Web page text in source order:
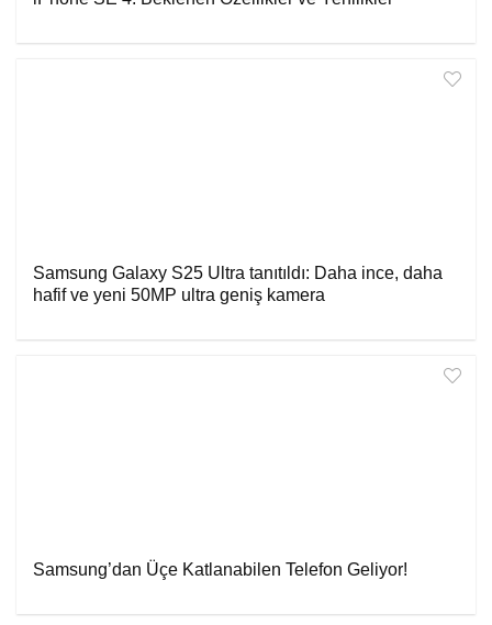
Samsung Galaxy S25 Ultra tanıtıldı: Daha ince, daha
hafif ve yeni 50MP ultra geniş kamera
Samsung’dan Üçe Katlanabilen Telefon Geliyor!